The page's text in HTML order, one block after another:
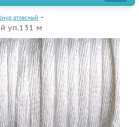
атласный
уп.131 м